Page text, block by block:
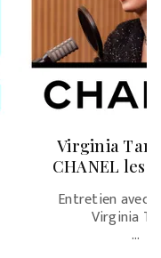
Virginia
CHANEL les
Entretien avec
Virginia
…